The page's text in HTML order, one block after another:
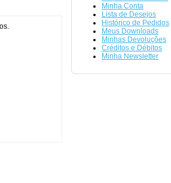
Minha Conta
Lista de Desejos
Histórico de Pedidos
Meus Downloads
Minhas Devoluções
Créditos e Débitos
Minha Newsletter